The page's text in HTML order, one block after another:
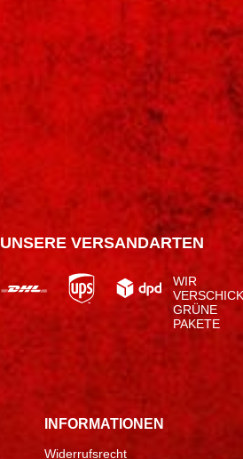
UNSERE VERSANDARTEN
WIR
GRÜNE
PAKETE
INFORMATIONEN
Widerrufsrecht